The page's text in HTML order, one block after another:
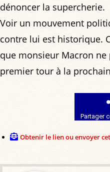
dénoncer la supercherie.
Voir un mouvement
contre lui est historique.
que monsieur Macron ne
premier tour à la
Partager
Obtenir le lien ou envoyer